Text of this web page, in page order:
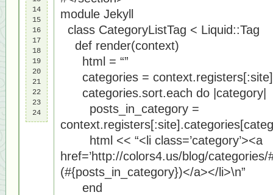
14
15
16
17
18
19
20
21
22
23
24
module Jekyll
class CategoryListTag < Liquid::Tag
def render(context)
html = “”
categories =
categories.sort.each do |category|
posts_in_category =
html << “<li class=’category’><a
href=’http://colors4.us/blog/
(#{posts_in_category})</a></li>\n”
end